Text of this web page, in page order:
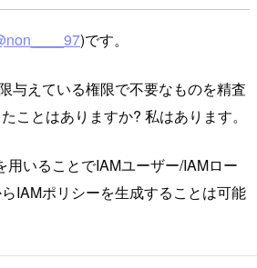
)です。
与えている権限で不要なものを精査
ことはありますか? 私はあります。
用いることでIAMユーザー/IAMロー
IAMポリシーを生成することは可能